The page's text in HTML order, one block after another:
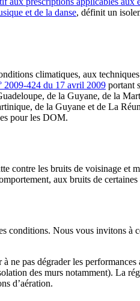
et de la danse, définit un
climatiques, aux
2009-424 du 17 avril 2009 portant
de la Guyane, de la
de la Guyane et de La
pour les DOM.
contre les bruits de voisinage et
aux bruits de
conditions. Nous vous invitons à
pas dégrader les
des murs notamment). La
d’aération.